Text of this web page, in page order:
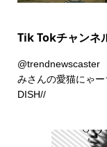
Tik Tokチャンネ
@trendnewscaster
みさんの愛猫にゃ
DISH//